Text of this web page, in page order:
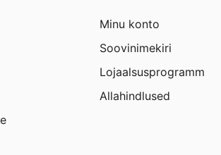
Minu konto
Soovinimekiri
Lojaalsusprogramm
Allahindlused